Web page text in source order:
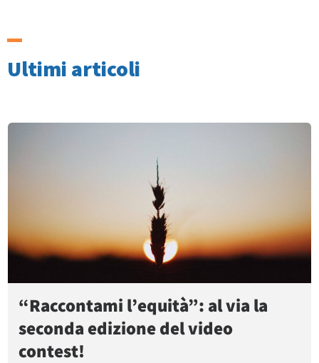
Ultimi articoli
“Raccontami l’equità”: al via la
seconda edizione del video
contest!